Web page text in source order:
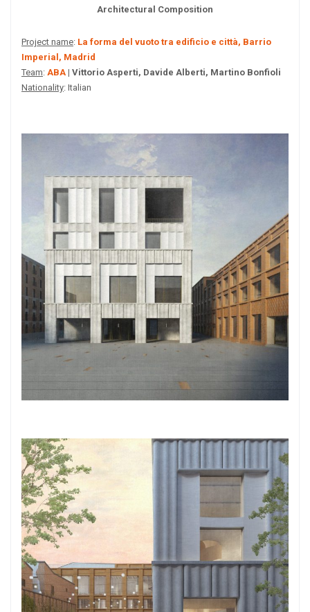
Architectural Composition
Project name: La forma del vuoto tra edificio e città, Barrio
Imperial, Madrid
Team: ABA | Vittorio Asperti, Davide Alberti, Martino Bonfioli
Nationality: Italian